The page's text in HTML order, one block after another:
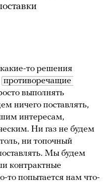
то решения
противоречащие
выполнять
ничего поставлять,
интересам,
Ни газ не будем
ни топочный
Мы будем
контрактные
то попытается нам что-